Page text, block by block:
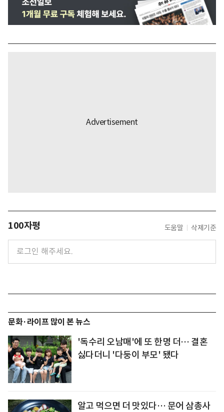
100자평 도움말 삭제기준
문화·라이프 많이 본 뉴스
'독수리 오남매'에 또 한명 더… 결혼
싫다더니 '다둥이 부모' 됐다
알고 먹으면 더 맛있다… 문어 삼총사